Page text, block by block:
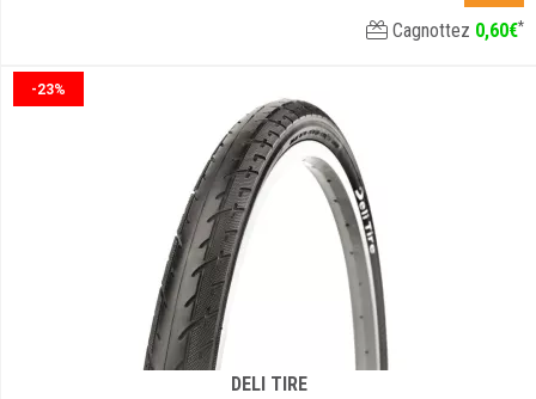
Cagnottez 0,60€*
-23%
DELI TIRE